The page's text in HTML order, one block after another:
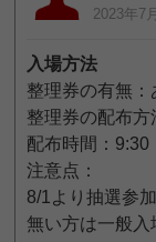
2023年7
入場方法
整理券の有無：
整理券の配布方
配布時間：9:30
注意点：
8/1より抽選参
無い方は一般入